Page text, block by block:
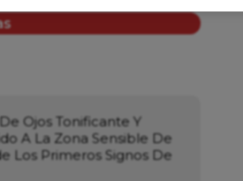
Ojos Tonificante Y
A La Zona Sensible De
Los Primeros Signos De